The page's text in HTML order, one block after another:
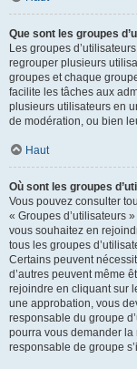
Que sont les groupes
Les groupes
regrouper plusieurs
groupes et chaque
facilite les tâches aux
plusieurs utilisateurs en
de modération, ou bien
Haut
Où sont les groupes
Vous pouvez consulter
« Groupes d’utilisateurs
vous souhaitez en
tous les groupes
Certains peuvent
d’autres peuvent même
rejoindre en cliquant sur
une approbation, vous
responsable du groupe
pourra vous demander la
responsable de groupe